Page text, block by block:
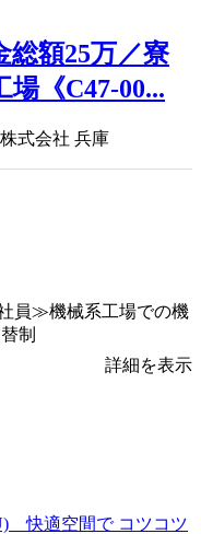
総額25万／寮
《C47-00...
式会社 兵庫
員≫機械系工場での機
制
詳細を表示